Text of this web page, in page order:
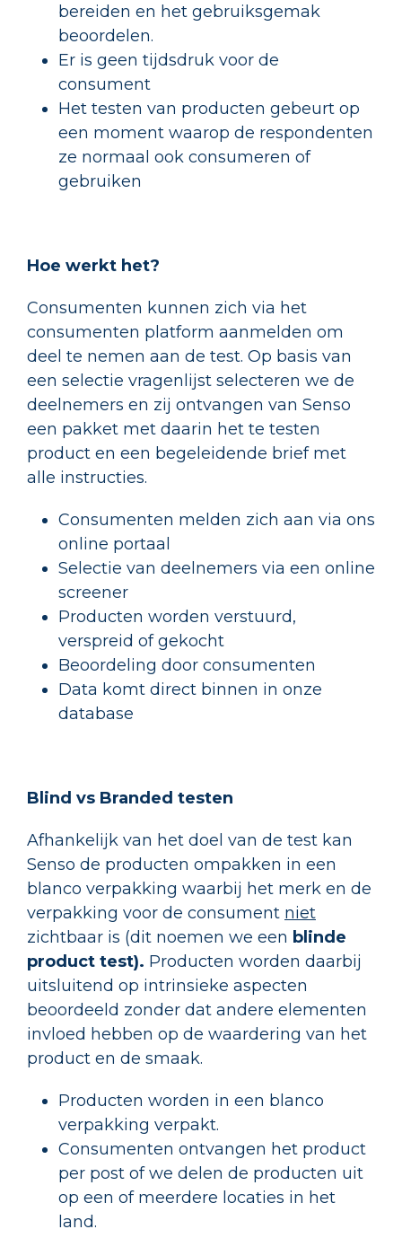
bereiden en het gebruiksgemak
beoordelen.
Er is geen tijdsdruk voor de
consument
Het testen van producten gebeurt op
een moment waarop de respondenten
ze normaal ook consumeren of
gebruiken
Hoe werkt het?
Consumenten kunnen zich via het
consumenten platform aanmelden om
deel te nemen aan de test. Op basis van
een selectie vragenlijst selecteren we de
deelnemers en zij ontvangen van Senso
een pakket met daarin het te testen
product en een begeleidende brief met
alle instructies.
Consumenten melden zich aan via ons
online portaal
Selectie van deelnemers via een online
screener
Producten worden verstuurd,
verspreid of gekocht
Beoordeling door consumenten
Data komt direct binnen in onze
database
Blind vs Branded testen
Afhankelijk van het doel van de test kan
Senso de producten ompakken in een
blanco verpakking waarbij het merk en de
verpakking voor de consument niet
zichtbaar is (dit noemen we een blinde
product test). Producten worden daarbij
uitsluitend op intrinsieke aspecten
beoordeeld zonder dat andere elementen
invloed hebben op de waardering van het
product en de smaak.
Producten worden in een blanco
verpakking verpakt.
Consumenten ontvangen het product
per post of we delen de producten uit
op een of meerdere locaties in het
land.